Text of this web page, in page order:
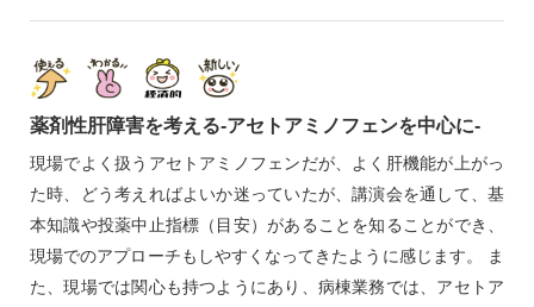
薬剤性肝障害を考える‐アセトアミノフェンを中心に‐
現場でよく扱うアセトアミノフェンだが、よく肝機能が上がっ
た時、どう考えればよいか迷っていたが、講演会を通して、基
本知識や投薬中止指標（目安）があることを知ることができ、
現場でのアプローチもしやすくなってきたように感じます。 ま
た、現場では関心も持つようにあり、病棟業務では、アセトア